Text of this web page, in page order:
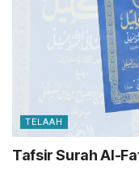
TELAAH
Tafsir Surah Al-